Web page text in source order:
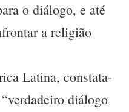
o diálogo, e até
a religião
Latina, constata-
diálogo